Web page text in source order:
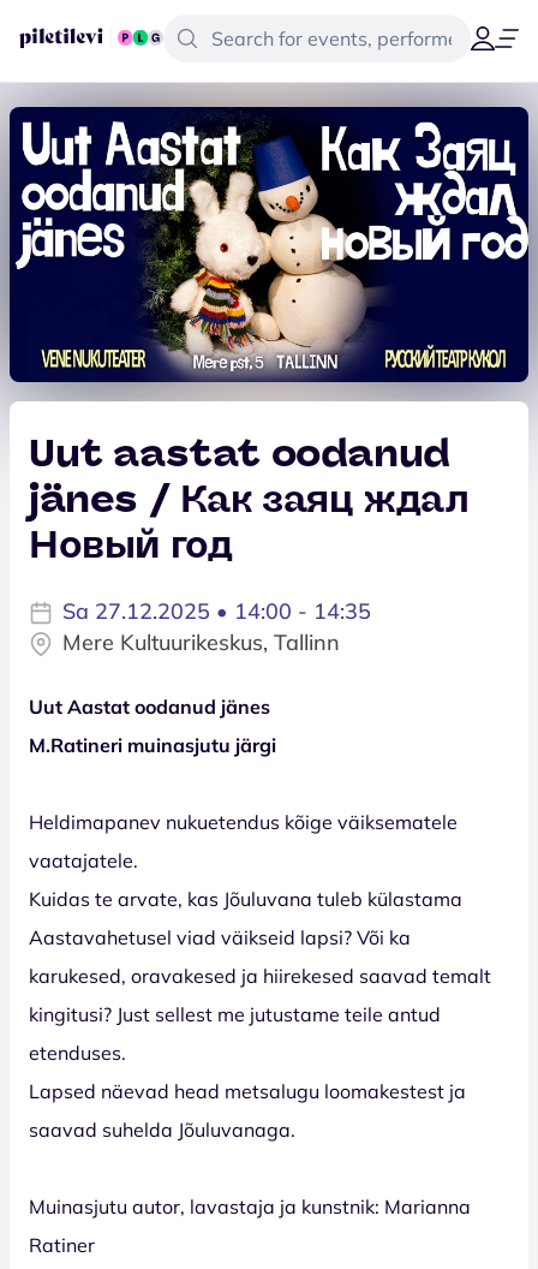
Uut aastat oodanud
jänes / Как заяц ждал
Новый год
Sa 27.12.2025 • 14:00 - 14:35
Mere Kultuurikeskus, Tallinn
Uut Aastat oodanud jänes
M.Ratineri muinasjutu järgi
Heldimapanev nukuetendus kõige väiksematele
vaatajatele.
Kuidas te arvate, kas Jõuluvana tuleb külastama
Aastavahetusel viad väikseid lapsi? Või ka
karukesed, oravakesed ja hiirekesed saavad temalt
kingitusi? Just sellest me jutustame teile antud
etenduses.
Lapsed näevad head metsalugu loomakestest ja
saavad suhelda Jõuluvanaga.
Muinasjutu autor, lavastaja ja kunstnik: Marianna
Ratiner